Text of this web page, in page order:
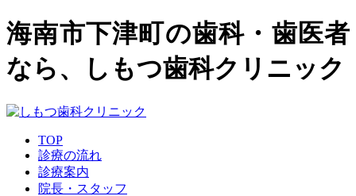
海南市下津町の歯科・歯医者
なら、しもつ歯科クリニック
TOP
診療の流れ
診療案内
院長・スタッフ